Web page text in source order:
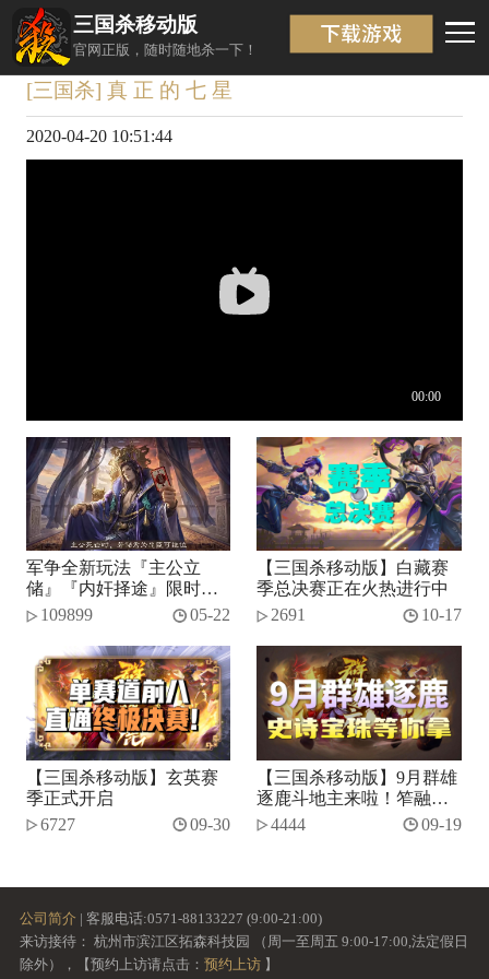
三国杀移动版
官网正版，随时随地杀一下！
返回
[三国杀] 真 正 的 七 星
2020-04-20 10:51:44
军争全新玩法『主公立
储』『内奸择途』限时开
启！109899 05-22
【三国杀移动版】白藏赛
季总决赛正在火热进行中
2691
10-17
【三国杀移动版】玄英赛
季正式开启
6727
09-30
【三国杀移动版】9月群雄
逐鹿斗地主来啦！笮融、
势张燕加入将池~
4444 09-19
公司简介 | 客服电话:0571-88133227 (9:00-21:00)
来访接待： 杭州市滨江区拓森科技园 （周一至周五 9:00-17:00,法定假日
除外），【预约上访请点击： 预约上访】